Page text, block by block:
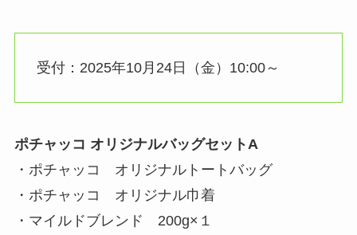
受付：2025年10月24日（金）10:00～
ポチャッコ オリジナルバッグセットA
・ポチャッコ オリジナルトートバッグ
・ポチャッコ オリジナル巾着
・マイルドブレンド 200g×１